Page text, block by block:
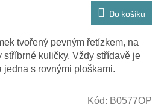
Do košíku
tvořený pevným řetízkem, na
stříbrné kuličky. Vždy střídavě je
s rovnými ploškami.
Kód: B0577OP